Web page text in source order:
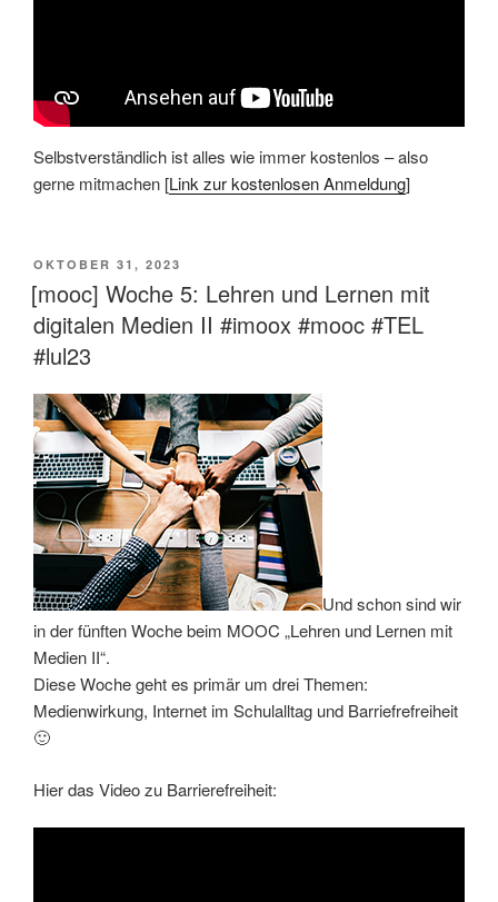
Selbstverständlich ist alles wie immer kostenlos – also
gerne mitmachen [Link zur kostenlosen Anmeldung]
VERÖFFENTLICHT
AM
OKTOBER 31, 2023
[mooc] Woche 5: Lehren und Lernen mit
digitalen Medien II #imoox #mooc #TEL
#lul23
Und schon sind wir
in der fünften Woche beim MOOC „Lehren und Lernen mit
Medien II“.
Diese Woche geht es primär um drei Themen:
Medienwirkung, Internet im Schulalltag und Barriefrefreiheit
🙂
Hier das Video zu Barrierefreiheit: